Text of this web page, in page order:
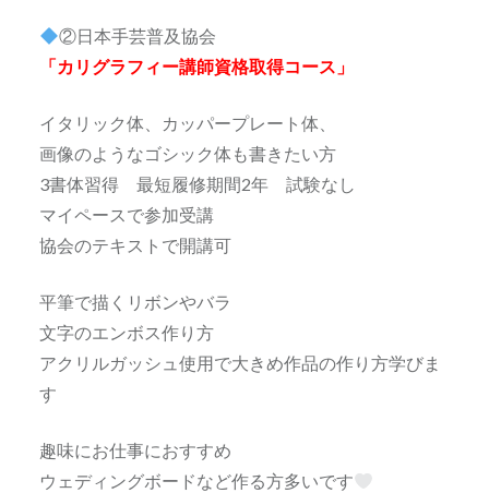
②日本手芸普及協会
「カリグラフィー講師資格取得コース」
イタリック体、カッパープレート体、
画像のようなゴシック体も書きたい方
3書体習得 最短履修期間2年 試験なし
マイペースで参加受講
協会のテキストで開講可
平筆で描くリボンやバラ
文字のエンボス作り方
アクリルガッシュ使用で大きめ作品の作り方学びま
す
趣味にお仕事におすすめ
ウェディングボードなど作る方多いです